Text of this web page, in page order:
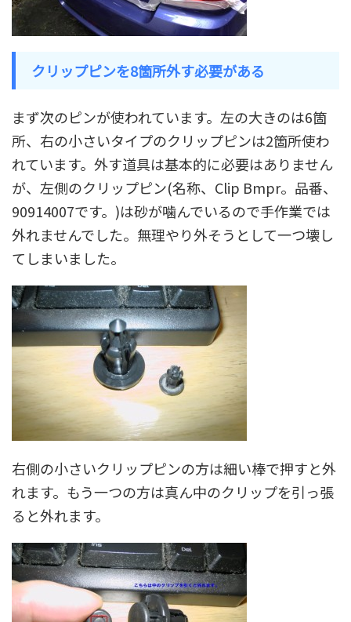
クリップピンを8箇所外す必要がある
まず次のピンが使われています。左の大きのは6箇
所、右の小さいタイプのクリップピンは2箇所使わ
れています。外す道具は基本的に必要はありません
が、左側のクリップピン(名称、Clip Bmpr。品番、
90914007です。)は砂が噛んでいるので手作業では
外れませんでした。無理やり外そうとして一つ壊し
てしまいました。
右側の小さいクリップピンの方は細い棒で押すと外
れます。もう一つの方は真ん中のクリップを引っ張
ると外れます。